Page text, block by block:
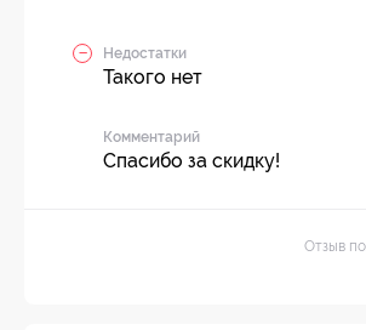
Недостатки
Такого нет
Комментарий
Спасибо за скидку!
Отзыв